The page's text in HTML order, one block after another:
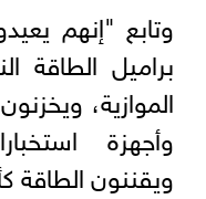
وتابع "إنهم
براميل الطاقة
الموازية،
وأجهزة
ويقننون الطاقة